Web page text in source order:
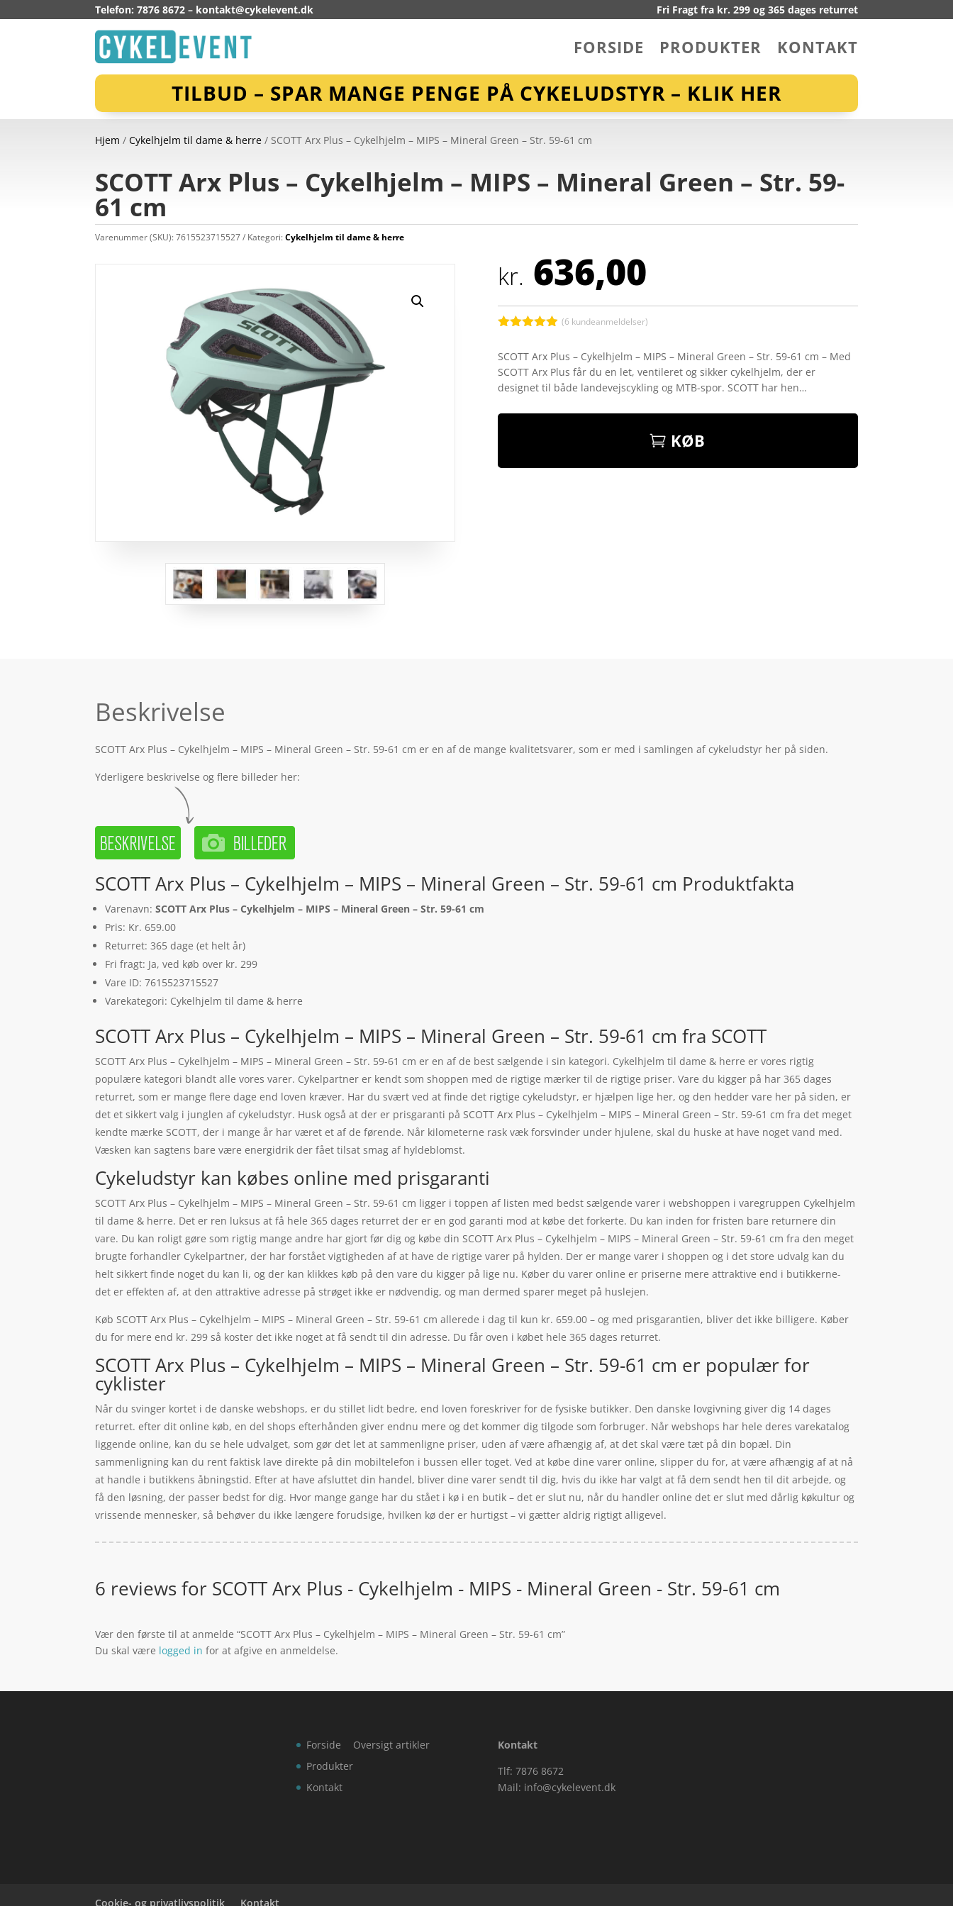
Telefon: 7876 8672 – kontakt@cykelevent.dk Fri Fragt fra kr. 299 og 365 dages returret
FORSIDE PRODUKTER KONTAKT
TILBUD – SPAR MANGE PENGE PÅ CYKELUDSTYR – KLIK HER
Hjem /Cykelhjelm til dame & herre / SCOTT Arx Plus – Cykelhjelm – MIPS – Mineral Green – Str. 59-61 cm
SCOTT Arx Plus – Cykelhjelm – MIPS – Mineral Green – Str. 59-
61 cm
Varenummer (SKU):7615523715527 Kategori:Cykelhjelm til dame & herre
kr. 636,00
ud af 5
baseret på
kundebedøm
melser
(6 kundeanmeldelser)
SCOTT Arx Plus – Cykelhjelm – MIPS – Mineral Green – Str. 59-61 cm – Med
SCOTT Arx Plus får du en let, ventileret og sikker cykelhjelm, der er
designet til både landevejscykling og MTB-spor. SCOTT har hen…
KØB
Beskrivelse
SCOTT Arx Plus – Cykelhjelm – MIPS – Mineral Green – Str. 59-61 cm er en af de mange kvalitetsvarer, som er med i samlingen af cykeludstyr her på siden.
Yderligere beskrivelse og flere billeder her:
SCOTT Arx Plus – Cykelhjelm – MIPS – Mineral Green – Str. 59-61 cm Produktfakta
Varenavn:SCOTT Arx Plus – Cykelhjelm – MIPS – Mineral Green – Str. 59-61 cm
Pris: Kr. 659.00
Returret: 365 dage (et helt år)
Fri fragt: Ja, ved køb over kr. 299
Vare ID: 7615523715527
Varekategori: Cykelhjelm til dame & herre
SCOTT Arx Plus – Cykelhjelm – MIPS – Mineral Green – Str. 59-61 cm fra SCOTT
SCOTT Arx Plus – Cykelhjelm – MIPS – Mineral Green – Str. 59-61 cm er en af de best sælgende i sin kategori. Cykelhjelm til dame & herre er vores rigtig
populære kategori blandt alle vores varer. Cykelpartner er kendt som shoppen med de rigtige mærker til de rigtige priser. Vare du kigger på har 365 dages
returret, som er mange flere dage end loven kræver. Har du svært ved at finde det rigtige cykeludstyr, er hjælpen lige her, og den hedder vare her på siden, er
det et sikkert valg i junglen af cykeludstyr. Husk også at der er prisgaranti på SCOTT Arx Plus – Cykelhjelm – MIPS – Mineral Green – Str. 59-61 cm fra det meget
kendte mærke SCOTT, der i mange år har været et af de førende. Når kilometerne rask væk forsvinder under hjulene, skal du huske at have noget vand med.
Væsken kan sagtens bare være energidrik der fået tilsat smag af hyldeblomst.
Cykeludstyr kan købes online med prisgaranti
SCOTT Arx Plus – Cykelhjelm – MIPS – Mineral Green – Str. 59-61 cm ligger i toppen af listen med bedst sælgende varer i webshoppen i varegruppen Cykelhjelm
til dame & herre. Det er ren luksus at få hele 365 dages returret der er en god garanti mod at købe det forkerte. Du kan inden for fristen bare returnere din
vare. Du kan roligt gøre som rigtig mange andre har gjort før dig og købe din SCOTT Arx Plus – Cykelhjelm – MIPS – Mineral Green – Str. 59-61 cm fra den meget
brugte forhandler Cykelpartner, der har forstået vigtigheden af at have de rigtige varer på hylden. Der er mange varer i shoppen og i det store udvalg kan du
helt sikkert finde noget du kan li, og der kan klikkes køb på den vare du kigger på lige nu. Køber du varer online er priserne mere attraktive end i butikkerne-
det er effekten af, at den attraktive adresse på strøget ikke er nødvendig, og man dermed sparer meget på huslejen.
Køb SCOTT Arx Plus – Cykelhjelm – MIPS – Mineral Green – Str. 59-61 cm allerede i dag til kun kr. 659.00 – og med prisgarantien, bliver det ikke billigere. Køber
du for mere end kr. 299 så koster det ikke noget at få sendt til din adresse. Du får oven i købet hele 365 dages returret.
SCOTT Arx Plus – Cykelhjelm – MIPS – Mineral Green – Str. 59-61 cm er populær for
cyklister
Når du svinger kortet i de danske webshops, er du stillet lidt bedre, end loven foreskriver for de fysiske butikker. Den danske lovgivning giver dig 14 dages
returret. efter dit online køb, en del shops efterhånden giver endnu mere og det kommer dig tilgode som forbruger. Når webshops har hele deres varekatalog
liggende online, kan du se hele udvalget, som gør det let at sammenligne priser, uden af være afhængig af, at det skal være tæt på din bopæl. Din
sammenligning kan du rent faktisk lave direkte på din mobiltelefon i bussen eller toget. Ved at købe dine varer online, slipper du for, at være afhængig af at nå
at handle i butikkens åbningstid. Efter at have afsluttet din handel, bliver dine varer sendt til dig, hvis du ikke har valgt at få dem sendt hen til dit arbejde, og
få den løsning, der passer bedst for dig. Hvor mange gange har du stået i kø i en butik – det er slut nu, når du handler online det er slut med dårlig køkultur og
vrissende mennesker, så behøver du ikke længere forudsige, hvilken kø der er hurtigst – vi gætter aldrig rigtigt alligevel.
6 reviews for SCOTT Arx Plus - Cykelhjelm - MIPS - Mineral Green - Str. 59-61 cm
Vær den første til at anmelde “SCOTT Arx Plus – Cykelhjelm – MIPS – Mineral Green – Str. 59-61 cm”
Du skal være logged in for at afgive en anmeldelse.
Forside
Produkter
Kontakt
Oversigt artikler
Kontakt
Tlf: 7876 8672
Mail: info@cykelevent.dk
Cookie- og privatlivspolitik Kontakt